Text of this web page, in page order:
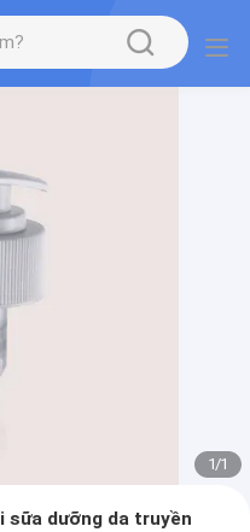
1/1
sữa dưỡng da truyền